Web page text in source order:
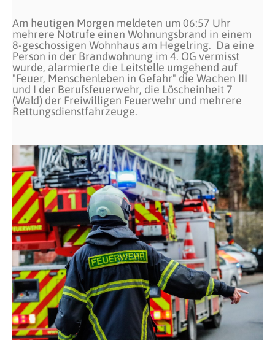
Am heutigen Morgen meldeten um 06:57 Uhr
mehrere Notrufe einen Wohnungsbrand in einem
8-geschossigen Wohnhaus am Hegelring. Da eine
Person in der Brandwohnung im 4. OG vermisst
wurde, alarmierte die Leitstelle umgehend auf
"Feuer, Menschenleben in Gefahr" die Wachen III
und I der Berufsfeuerwehr, die Löscheinheit 7
(Wald) der Freiwilligen Feuerwehr und mehrere
Rettungsdienstfahrzeuge.